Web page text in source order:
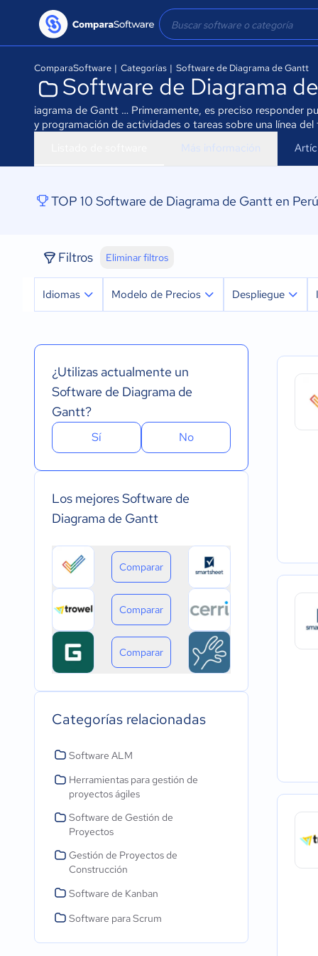
ComparaSoftware | Categorías | Software de Diagrama de Gantt
Software de Diagrama
iagrama de Gantt … Primeramente, es preciso responder
y programación de actividades o tareas sobre una línea
Más información
TOP 10 Software de Diagrama de Gantt en Perú
Filtros Eliminar filtros
Idiomas Modelo de Precios
Pago anual
Pago de única vez
Despliegue
Instalado - Mac
Instalado - Linux
Dispositivo
¿Utilizas actualmente un
Software de Diagrama de
Gantt?
Sí No
Los mejores Software de
Diagrama de Gantt
Comparar
Comparar
Comparar
Categorías relacionadas
Software ALM
Herramientas para gestión de
proyectos ágiles
Software de Gestión de
Proyectos
Gestión de Proyectos de
Construcción
Software de Kanban
Software para Scrum